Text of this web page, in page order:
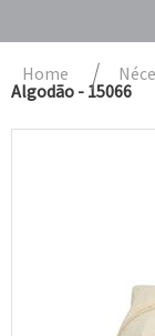
Home
Algodão - 15066